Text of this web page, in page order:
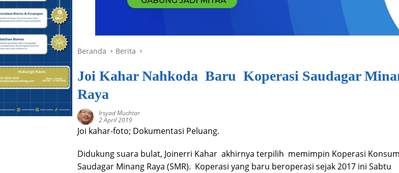
Beranda Berita
Joi Kahar Nahkoda Baru Koperasi Saudagar
Raya
Irsyad Muchtar
2 April 2019
Joi kahar-foto; Dokumentasi Peluang.
Didukung suara bulat, Joinerri Kahar akhirnya terpilih memimpin Koperasi
Saudagar Minang Raya (SMR). Koperasi yang baru beroperasi sejak 2017 ini Sabtu